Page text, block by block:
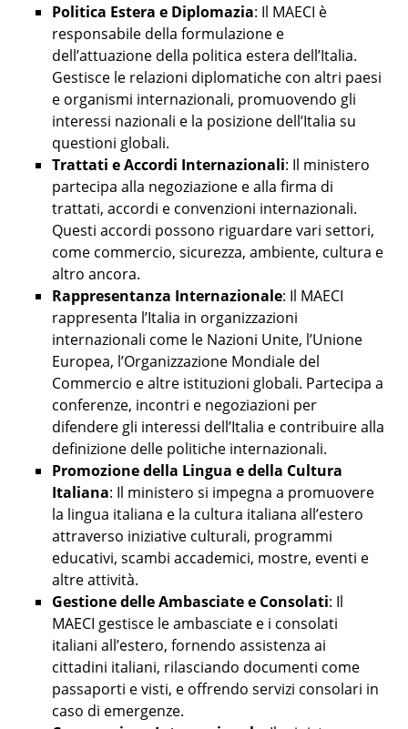
Politica Estera e Diplomazia: Il MAECI è
responsabile della formulazione e
dell’attuazione della politica estera dell’Italia.
Gestisce le relazioni diplomatiche con altri paesi
e organismi internazionali, promuovendo gli
interessi nazionali e la posizione dell’Italia su
questioni globali.
Trattati e Accordi Internazionali: Il ministero
partecipa alla negoziazione e alla firma di
trattati, accordi e convenzioni internazionali.
Questi accordi possono riguardare vari settori,
come commercio, sicurezza, ambiente, cultura e
altro ancora.
Rappresentanza Internazionale: Il MAECI
rappresenta l’Italia in organizzazioni
internazionali come le Nazioni Unite, l’Unione
Europea, l’Organizzazione Mondiale del
Commercio e altre istituzioni globali. Partecipa a
conferenze, incontri e negoziazioni per
difendere gli interessi dell’Italia e contribuire alla
definizione delle politiche internazionali.
Promozione della Lingua e della Cultura
Italiana: Il ministero si impegna a promuovere
la lingua italiana e la cultura italiana all’estero
attraverso iniziative culturali, programmi
educativi, scambi accademici, mostre, eventi e
altre attività.
Gestione delle Ambasciate e Consolati: Il
MAECI gestisce le ambasciate e i consolati
italiani all’estero, fornendo assistenza ai
cittadini italiani, rilasciando documenti come
passaporti e visti, e offrendo servizi consolari in
caso di emergenze.